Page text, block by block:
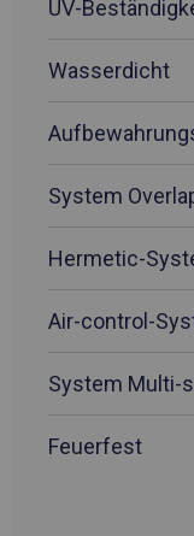
UV-
Wasserdicht
System
Hermetic-
Air-control-
System Multi-
Feuerfest